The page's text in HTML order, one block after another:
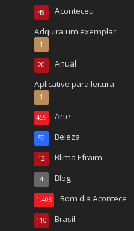
Aconteceu
49
Adquira um exemplar
1
Anual
20
Aplicativo para leitura
1
Arte
459
Beleza
52
Blima Efraim
12
Blog
4
Bom dia Acontece
1.408
Brasil
110